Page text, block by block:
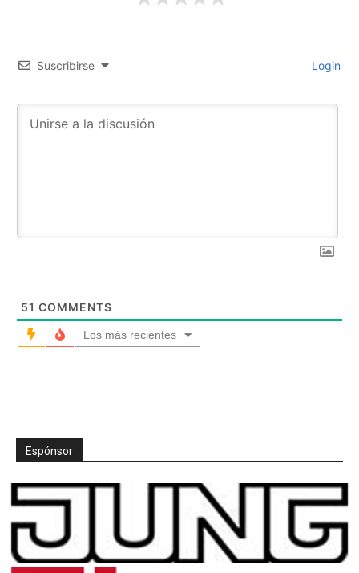
Suscribirse Login
51 COMMENTS
Los más recientes
Espónsor